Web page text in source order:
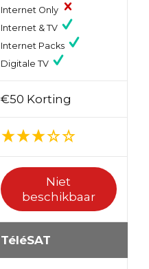
Internet Only
Internet & TV
Internet Packs
Digitale TV
€50 Korting
Niet
beschikbaar
TéléSAT